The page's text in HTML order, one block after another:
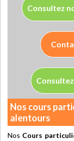
Consultez
Nos cours
alentours
Nos Cours